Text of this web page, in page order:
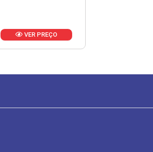
VER PREÇO